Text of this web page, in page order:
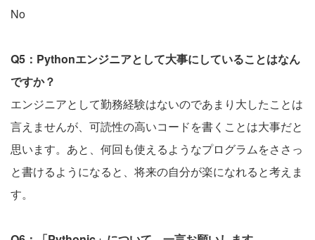
No
Q5：Pythonエンジニアとして大事にしていることはなん
ですか？
エンジニアとして勤務経験はないのであまり大したことは
言えませんが、可読性の高いコードを書くことは大事だと
思います。あと、何回も使えるようなプログラムをささっ
と書けるようになると、将来の自分が楽になれると考えま
す。